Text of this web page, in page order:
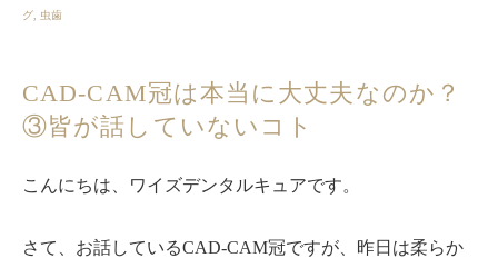
グ
虫歯
CAD-CAM冠は本当に大丈夫なのか？
③皆が話していないコト
こんにちは、ワイズデンタルキュアです。
さて、お話しているCAD-CAM冠ですが、昨日は柔らか